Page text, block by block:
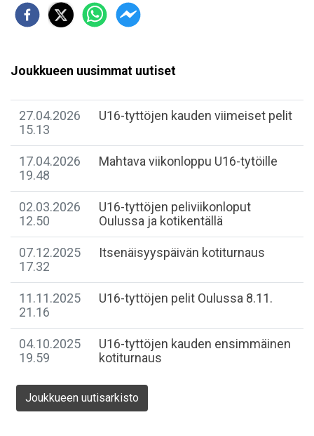
Joukkueen uusimmat uutiset
27.04.2026
15.13
U16-tyttöjen kauden viimeiset pelit
17.04.2026
19.48
Mahtava viikonloppu U16-tytöille
02.03.2026
12.50
U16-tyttöjen peliviikonloput
Oulussa ja kotikentällä
07.12.2025
17.32
Itsenäisyyspäivän kotiturnaus
11.11.2025
21.16
U16-tyttöjen pelit Oulussa 8.11.
04.10.2025
19.59
U16-tyttöjen kauden ensimmäinen
kotiturnaus
Joukkueen uutisarkisto